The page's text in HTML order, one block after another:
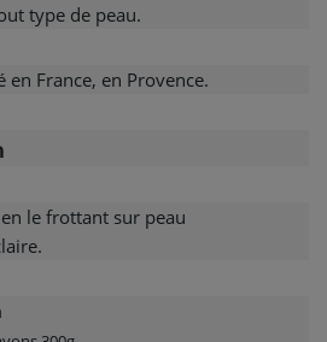
type de peau.
France, en Provence.
le frottant sur peau